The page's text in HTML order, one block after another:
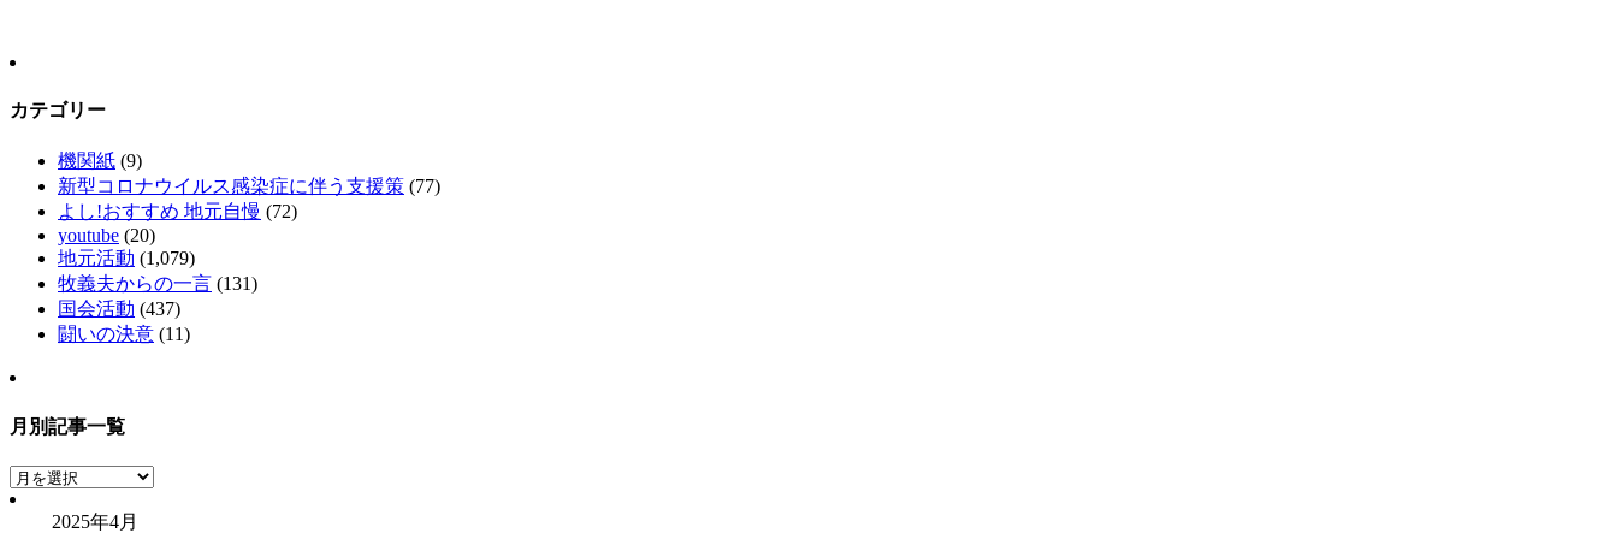
カテゴリー
機関紙 (9)
新型コロナウイルス感染症に伴う支援策 (77)
よし!おすすめ 地元自慢 (72)
youtube (20)
地元活動 (1,079)
牧義夫からの一言 (131)
国会活動 (437)
闘いの決意 (11)
月別記事一覧
月
別
2025年4月